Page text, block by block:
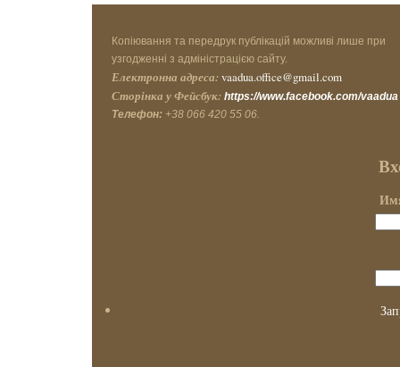
Копіювання та передрук публікацій можливі лише при
узгодженні з адміністрацією сайту.
Електронна адреса: vaadua.office@gmail.com
Сторінка у Фейсбук: https://www.facebook.com/vaadua
Телефон: +38 066 420 55 06.